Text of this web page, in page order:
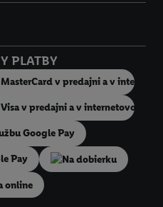
PLATBY
Na dobierku
online
spoločnosti Lidl ak vám možno
používanie viacerých služieb
mailovej adresy a prípadne ďalších
má spoločnosť Criteo SA k
jednotlivé účely a nájsť ďalšie
údajov.
" môžete povoliť iba používanie
" vyjadríte súhlas so spracúvaním
vrátane informácií o dobe
odvolať súhlas s účinnosťou do